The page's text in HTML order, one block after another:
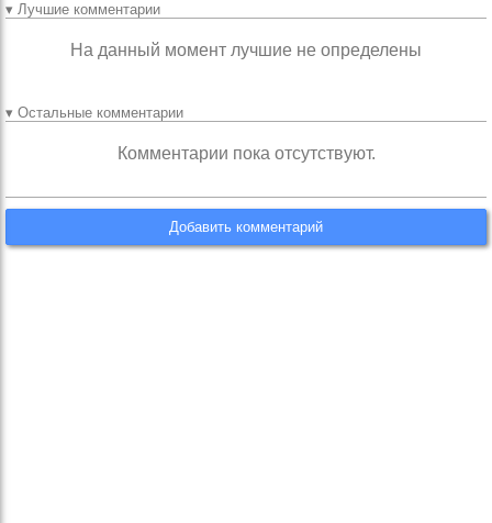
▾ Лучшие комментарии
На данный момент лучшие не определены
▾ Остальные комментарии
Комментарии пока отсутствуют.
Добавить комментарий